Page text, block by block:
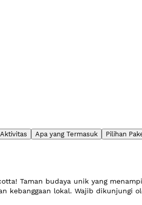
Apa yang Termasuk Pilihan
Taman budaya unik yang
kebanggaan lokal. Wajib dikunjungi